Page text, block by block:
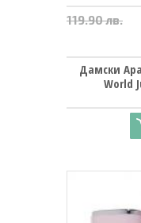
119.90 лв.
Дамски
World